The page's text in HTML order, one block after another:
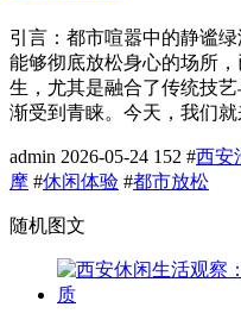
引言：都市喧嚣中的静谧
能够彻底放松身心的场所
生，尤其是融合了传统技
渐受到青睐。今天，我们
admin 2026-05-24 152 #西安
摩 #休闲体验 #都市放松
随机图文